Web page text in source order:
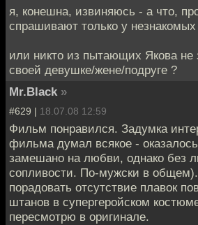
я, конешна, извиняюсь - а что,
спрашивают только у
или никто из пытающих Якова не
своей девушке/жене/подруге ?
Mr.Black »
#629 | 18.07.08 12:59
Фильм понравился. Задумка
фильма думал всякое -
замешано на любви, однако без
сопливости. По-мужски в
порадовать отсутствие плавок
штанов в супергеройском
пересмотрю в оригинале.